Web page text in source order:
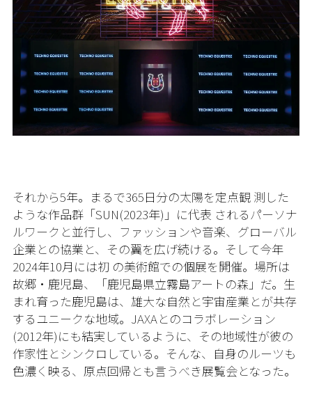
それから5年。まるで365日分の太陽を定点観 測した
ような作品群「SUN(2023年)」に代表 されるパーソナ
ルワークと並行し、ファッショ ンや音楽、グローバル
企業との協業と、その翼を広げ続ける。そして今年
2024年10月には初 の美術館での個展を開催。場所は
故郷・鹿児島、
「鹿児島県立霧島アートの森」だ。生
まれ育った鹿児島は、雄大な自然と宇宙産業とが共存
するユニークな地域。 JAXAとのコラボレーション
(2012年)にも結実しているように、その地域性が彼の
作家性とシンクロしている。そんな、自身のルーツも
色濃く映る、原点回帰とも言うべき展覧会となった。